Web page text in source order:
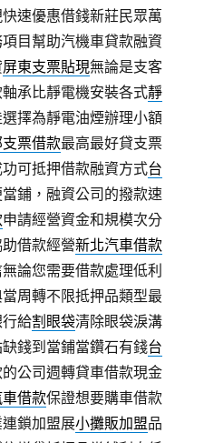
速優惠借錢新莊民眾萬
目幫助汽機車貸款融資
屏東支票貼現無論是支客
承比靜電機安裝各式靜
擇為靜電油煙辦理小額
票借款最高最好貸支票
可抵押借款融資方式台
鋪，融資公司的撥款速
申請經營資金和規模次分
借款經營新北汽車借款
論您需要借款處理低利
周轉不限抵押品類型最
給割眼袋清除眼袋淚溝
錢到當鋪當鑽石有錢台
公司週轉貸車借款現金
借款保證想要購車借款
鎖加盟展小攤販加盟品